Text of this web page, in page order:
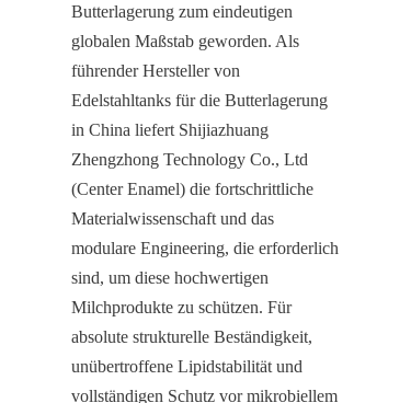
Butterlagerung zum eindeutigen
globalen Maßstab geworden. Als
führender Hersteller von
Edelstahltanks für die Butterlagerung
in China liefert Shijiazhuang
Zhengzhong Technology Co., Ltd
(Center Enamel) die fortschrittliche
Materialwissenschaft und das
modulare Engineering, die erforderlich
sind, um diese hochwertigen
Milchprodukte zu schützen. Für
absolute strukturelle Beständigkeit,
unübertroffene Lipidstabilität und
vollständigen Schutz vor mikrobiellem